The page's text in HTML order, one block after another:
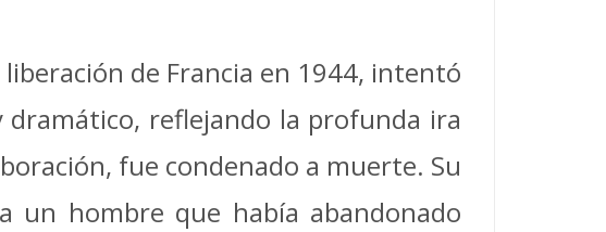
de Francia en 1944, intentó
reflejando la profunda ira
fue condenado a muerte. Su
un hombre que había abandonado